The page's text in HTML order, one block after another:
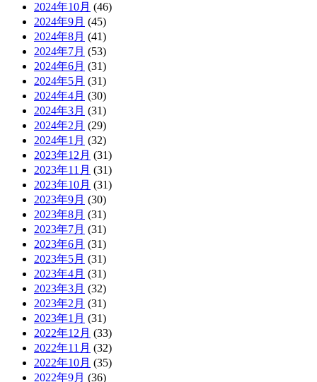
2024年10月 (46)
2024年9月 (45)
2024年8月 (41)
2024年7月 (53)
2024年6月 (31)
2024年5月 (31)
2024年4月 (30)
2024年3月 (31)
2024年2月 (29)
2024年1月 (32)
2023年12月 (31)
2023年11月 (31)
2023年10月 (31)
2023年9月 (30)
2023年8月 (31)
2023年7月 (31)
2023年6月 (31)
2023年5月 (31)
2023年4月 (31)
2023年3月 (32)
2023年2月 (31)
2023年1月 (31)
2022年12月 (33)
2022年11月 (32)
2022年10月 (35)
2022年9月 (36)